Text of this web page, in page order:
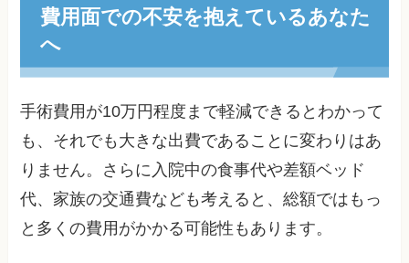
費用面での不安を抱えているあなた
へ
手術費用が10万円程度まで軽減できるとわかって
も、それでも大きな出費であることに変わりはあ
りません。さらに入院中の食事代や差額ベッド
代、家族の交通費なども考えると、総額ではもっ
と多くの費用がかかる可能性もあります。